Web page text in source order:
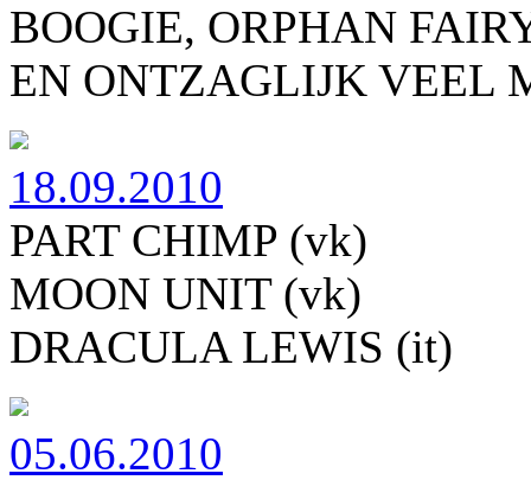
BOOGIE, ORPHAN
EN ONTZAGLIJK VEEL
18.09.2010
PART CHIMP (vk)
MOON UNIT (vk)
DRACULA LEWIS (it)
05.06.2010